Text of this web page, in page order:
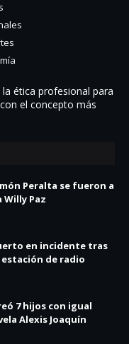
ética profesional para
el concepto más
Peralta se fueron a
Paz
en incidente tras
de radio
7 hijos con igual
Alexis Joaquín